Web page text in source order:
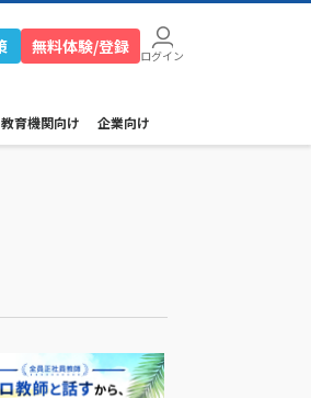
無料体験/登録 ログイン
教育機関向け 企業向け